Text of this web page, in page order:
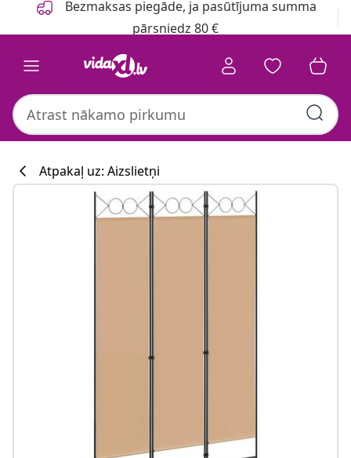
Bezmaksas piegāde, ja pasūtījuma summa
pārsniedz 80 €
Atpakaļ uz: Aizslietņi